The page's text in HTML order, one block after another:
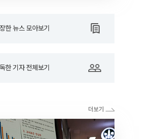
한 뉴스 모아보기
한 기자 전체보기